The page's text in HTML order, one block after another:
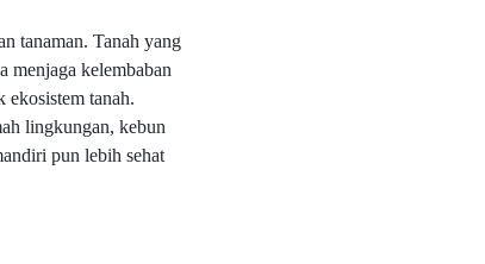
tanaman. Tanah yang
menjaga kelembaban
ekosistem tanah.
lingkungan, kebun
pun lebih sehat